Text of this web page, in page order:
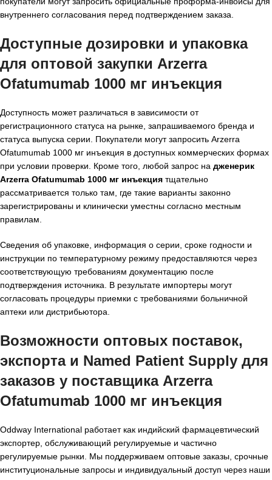
внутреннего согласования перед подтверждением заказа.
Доступные дозировки и упаковка
для оптовой закупки Arzerra
Ofatumumab 1000 мг инъекция
Доступность может различаться в зависимости от
регистрационного статуса на рынке, запрашиваемого бренда и
статуса выпуска серии. Покупатели могут запросить Arzerra
Ofatumumab 1000 мг инъекция в доступных коммерческих формах
при условии проверки. Кроме того, любой запрос на дженерик
Arzerra Ofatumumab 1000 мг инъекция тщательно
рассматривается только там, где такие варианты законно
зарегистрированы и клинически уместны согласно местным
правилам.
Сведения об упаковке, информация о серии, сроке годности и
инструкции по температурному режиму предоставляются через
соответствующую требованиям документацию после
подтверждения источника. В результате импортеры могут
согласовать процедуры приемки с требованиями больничной
аптеки или дистрибьютора.
Возможности оптовых поставок,
экспорта и Named Patient Supply для
заказов у поставщика Arzerra
Ofatumumab 1000 мг инъекция
Oddway International работает как индийский фармацевтический
экспортер, обслуживающий регулируемые и частично
регулируемые рынки. Мы поддерживаем оптовые заказы, срочные
институциональные запросы и индивидуальный доступ через наши